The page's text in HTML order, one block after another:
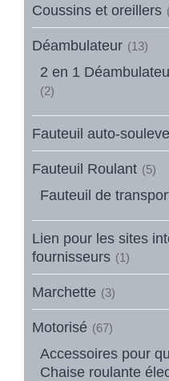
Coussins et oreillers
Déambulateur (13)
2 en 1
(2)
Fauteuil auto-
Fauteuil Roulant (5)
Fauteuil de
Lien pour les sites
fournisseurs (1)
Marchette (3)
Motorisé (67)
Accessoires pour
Chaise roulante